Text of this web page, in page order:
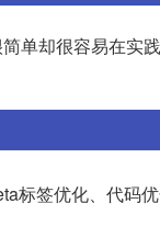
单却很容易在实
标签优化、代码